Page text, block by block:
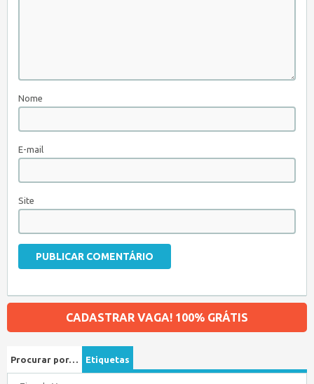
Nome
E-mail
Site
CADASTRAR VAGA! 100% GRÁTIS
Procurar por… Etiquetas